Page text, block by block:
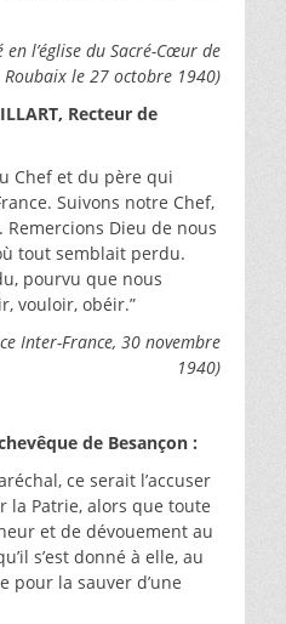
l’église du Sacré-Cœur de
Roubaix le 27 octobre 1940)
Recteur de
Chef et du père qui
Suivons notre Chef,
Remercions Dieu de nous
tout semblait perdu.
pourvu que nous
vouloir, obéir.”
Inter-France, 30 novembre
1940)
de Besançon :
ce serait l’accuser
Patrie, alors que toute
et de dévouement au
s’est donné à elle, au
pour la sauver d’une